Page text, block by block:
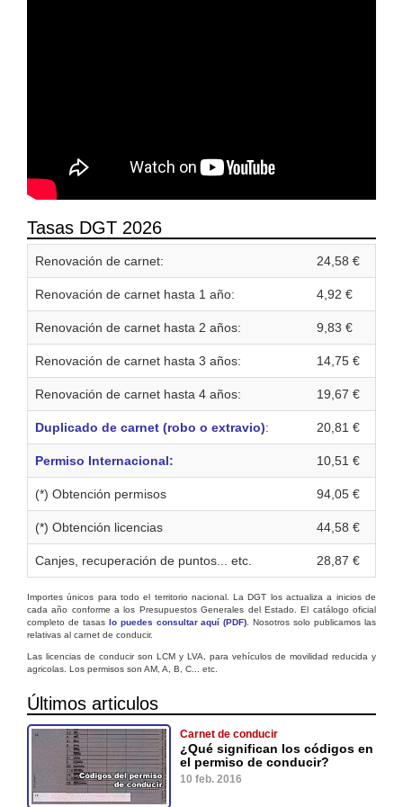
Tasas DGT 2026
Renovación de carnet: 24,58 €
Renovación de carnet hasta 1 año: 4,92 €
Renovación de carnet hasta 2 años: 9,83 €
Renovación de carnet hasta 3 años: 14,75 €
Renovación de carnet hasta 4 años: 19,67 €
Duplicado de carnet (robo o extravio): 20,81 €
Permiso Internacional: 10,51 €
(*) Obtención permisos 94,05 €
(*) Obtención licencias 44,58 €
Canjes, recuperación de puntos... etc. 28,87 €
Importes únicos para todo el territorio nacional. La DGT los actualiza a inicios de
cada año conforme a los Presupuestos Generales del Estado. El catálogo oficial
completo de tasas lo puedes consultar aquí (PDF) . Nosotros solo publicamos las
relativas al carnet de conducir.
Las licencias de conducir son LCM y LVA, para vehículos de movilidad reducida y
agricolas. Los permisos son AM, A, B, C... etc.
Últimos articulos
Carnet de conducir
¿Qué significan los códigos en
el permiso de conducir?
10 feb. 2016